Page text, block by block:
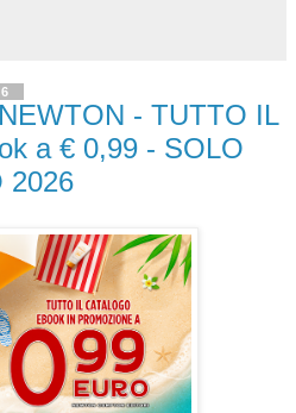
- TUTTO IL
a € 0,99 - SOLO
2026